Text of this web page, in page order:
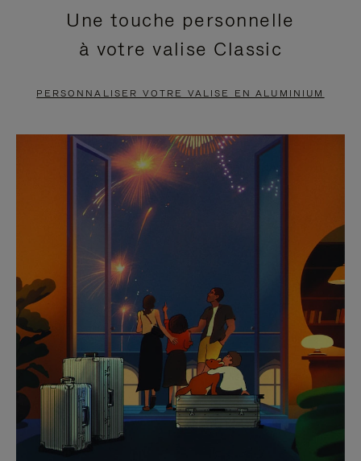
EN
PAUSE,
APPUYEZ
POUR
METTRE
PAUSE
VIDÉO
EST
DÉSACTIVÉ.
CLIQUER
POUR
RÉACTIVER
LE
SON
Une touche personnelle
à votre valise Classic
PERSONNALISER VOTRE VALISE EN ALUMINIUM